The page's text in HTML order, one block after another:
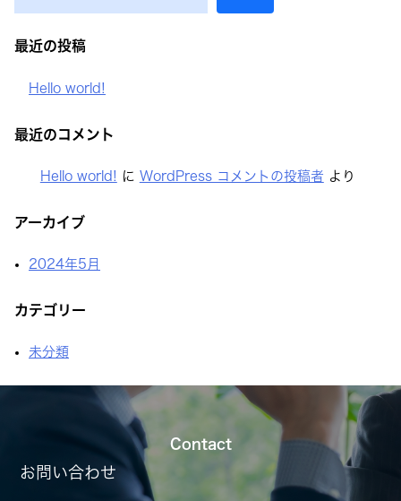
ョ
最近の投稿
Hello world!
最近のコメント
Hello world! に WordPress コメントの投稿者 より
アーカイブ
2024年5月
カテゴリー
未分類
Contact
お問い合わせ